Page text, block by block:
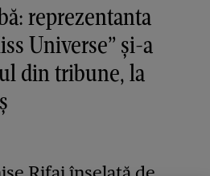
reprezentanta
Universe” și-a
din tribune, la